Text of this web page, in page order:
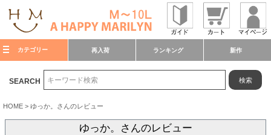
カテゴリー 再入荷 ランキング 新作
SEARCH 検索
HOME ゆっか。さんのレビュー
ゆっか。さんのレビュー